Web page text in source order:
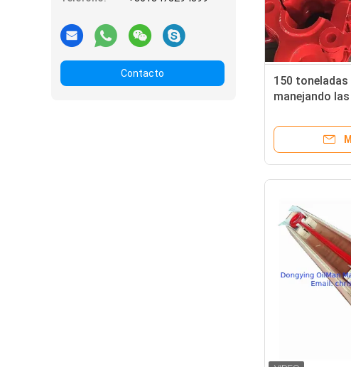
Contacto
150
manejando
tubo de